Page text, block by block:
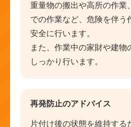
重量物の搬出や高所の作業
での作業など、危険を伴う
安全に行います。
また、作業中の家財や建物
しっかり行います。
再発防止のアドバイス
片付け後の状態を維持する